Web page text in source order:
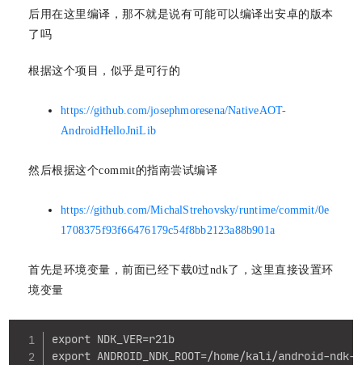
后用在这里编译，那不就是说有可能可以编译出安卓的版本
了吗
根据这个项目，似乎是可行的
https://github.com/josephmoresena/NativeAOT-
AndroidHelloJniLib
然后根据这个commit的指南尝试编译
https://github.com/MichalStrehovsky/runtime/commit/0e
1708375f93f66476179c54f8bb2123a88b901a
首先是环境变量，前面已经下载0过ndk了，这里直接设置环
境变量
export NDK_VER=r21b
export ANDROID_NDK_ROOT=/home/kali/android-ndk-